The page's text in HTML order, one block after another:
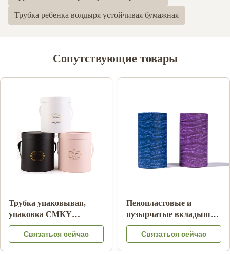
Трубка ребенка волдыря устойчивая бумажная
Сопутствующие товары
Трубка Pantone
гофрированной бумаги
цилиндра печатая
Childproof штейновое
Связаться сейчас
Упаковка еды трубки
картона бумажная с
логотипом цвета
крышки CMYK металла
Связаться сейчас